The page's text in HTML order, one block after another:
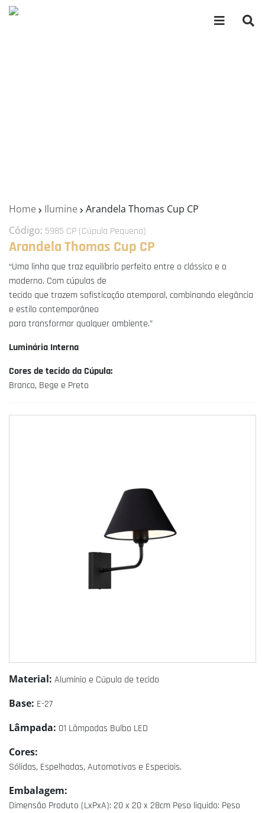
Home Ilumine
Arandela Thomas Cup CP
Código: 5985 CP (Cúpula Pequena)
Arandela Thomas Cup CP
“Uma linha que traz equilíbrio perfeito entre o clássico e o
moderno. Com cúpulas de
tecido que trazem sofisticação atemporal, combinando elegância
e estilo contemporâneo
para transformar qualquer ambiente.”
Luminária Interna
Cores de tecido da Cúpula:
Branco, Bege e Preto
Material: Alumínio e Cúpula de tecido
Base: E-27
Lâmpada: 01 Lâmpadas Bulbo LED
Cores:
Sólidas, Espelhadas, Automotivas e Especiais.
Embalagem:
Dimensão Produto (LxPxA): 20 x 20 x 28cm Peso liquido: Peso